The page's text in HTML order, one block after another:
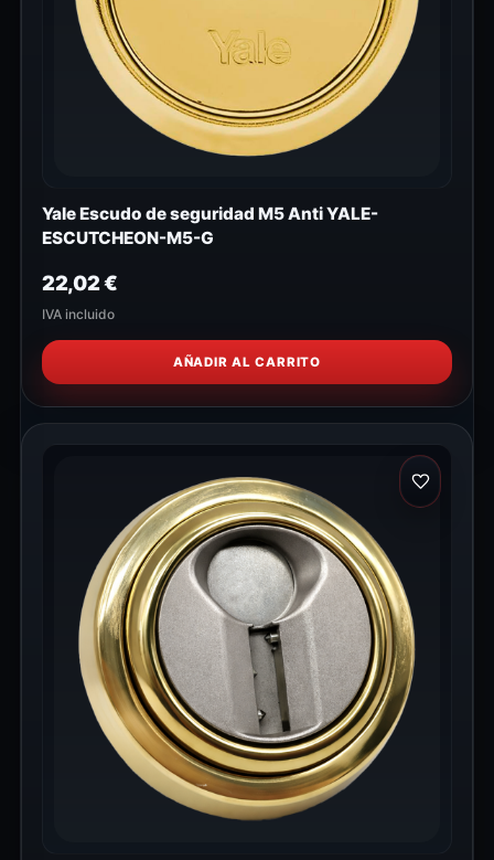
Yale Escudo de seguridad M5 Anti YALE-
ESCUTCHEON-M5-G
22,02€
IVA incluido
AÑADIR AL CARRITO